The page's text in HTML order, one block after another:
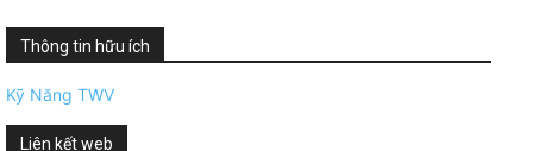
Thông tin hữu ích
Kỹ Năng TWV
Liên kết web